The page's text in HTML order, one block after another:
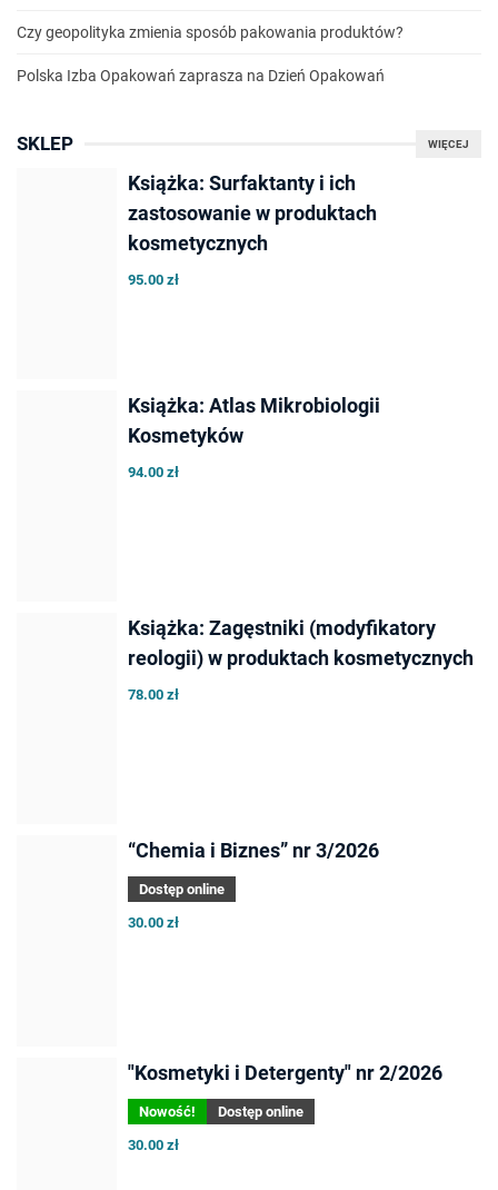
Czy geopolityka zmienia sposób pakowania produktów?
Polska Izba Opakowań zaprasza na Dzień Opakowań
WIĘCEJ
SKLEP
Książka: Surfaktanty i ich
zastosowanie w produktach
kosmetycznych
95.00 zł
Książka: Atlas Mikrobiologii
Kosmetyków
94.00 zł
Książka: Zagęstniki (modyfikatory
reologii) w produktach kosmetycznych
78.00 zł
“Chemia i Biznes” nr 3/2026
Dostęp online
30.00 zł
"Kosmetyki i Detergenty" nr 2/2026
Nowość!
Dostęp online
30.00 zł